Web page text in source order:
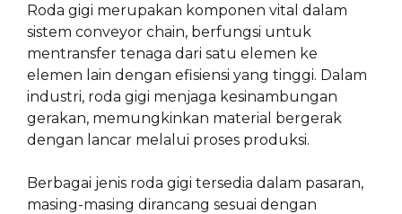
Roda gigi merupakan komponen vital dalam
sistem conveyor chain, berfungsi untuk
mentransfer tenaga dari satu elemen ke
elemen lain dengan efisiensi yang tinggi. Dalam
industri, roda gigi menjaga kesinambungan
gerakan, memungkinkan material bergerak
dengan lancar melalui proses produksi.
Berbagai jenis roda gigi tersedia dalam pasaran,
masing-masing dirancang sesuai dengan